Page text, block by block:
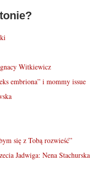
Witkiewicz
embriona” i mommy issue
się z Tobą rozwieść”
Jadwiga: Nena Stachurska